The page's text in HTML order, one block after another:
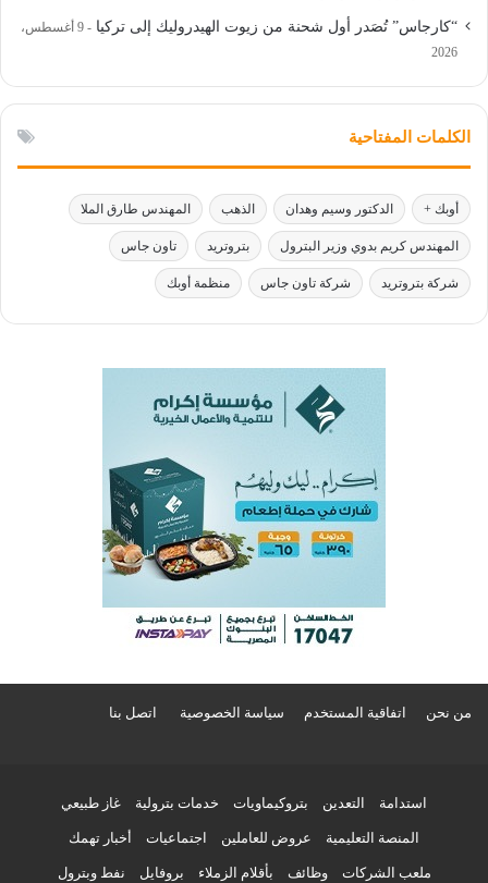
“كارجاس” تُصَدر أول شحنة من زيوت الهيدروليك إلى تركيا
9 أغسطس،
2026
الكلمات المفتاحية
أوبك + الدكتور وسيم وهدان الذهب المهندس طارق الملا
المهندس كريم بدوي وزير البترول بتروتريد تاون جاس
شركة بتروتريد شركة تاون جاس منظمة أوبك
من نحن اتفاقية المستخدم سياسة الخصوصية اتصل بنا
استدامة التعدين بتروكيماويات خدمات بترولية غاز طبيعي
المنصة التعليمية عروض للعاملين اجتماعيات أخبار تهمك
ملعب الشركات وظائف بأقلام الزملاء بروفايل نفط وبترول